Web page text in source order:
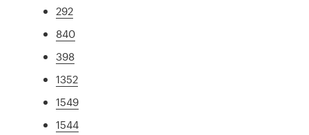
292
840
398
1352
1549
1544